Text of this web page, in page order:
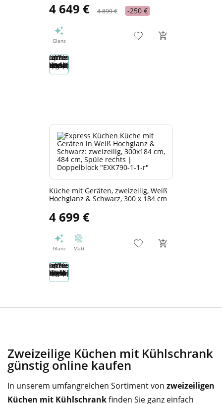
4 649 € 4 899 € -250 €
Glanz
Küche mit Geräten, zweizeilig, Weiß
Hochglanz & Schwarz, 300 x 184 cm
4 699 €
Glanz Matt
Zweizeilige Küchen mit Kühlschrank
günstig online kaufen
In unserem umfangreichen Sortiment von zweizeiligen
Küchen mit Kühlschrankfinden Sie ganz einfach